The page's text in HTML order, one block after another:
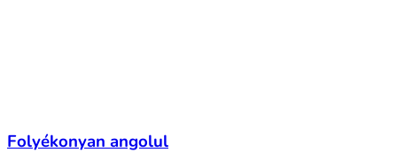
Folyékonyan angolul